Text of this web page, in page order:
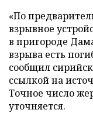
«По
взрывное
в пригороде
взрыва есть
сообщил
ссылкой на
Точное число
уточняется.